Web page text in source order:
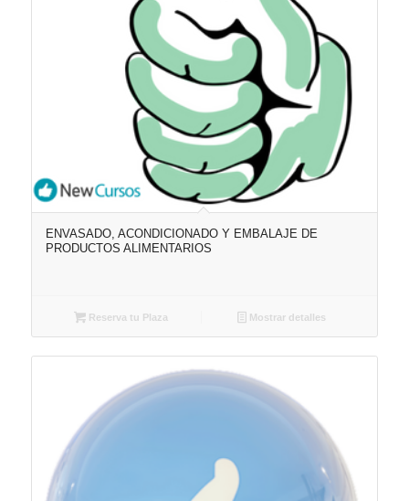
ENVASADO, ACONDICIONADO Y EMBALAJE DE
PRODUCTOS ALIMENTARIOS
Reserva tu Plaza Mostrar detalles